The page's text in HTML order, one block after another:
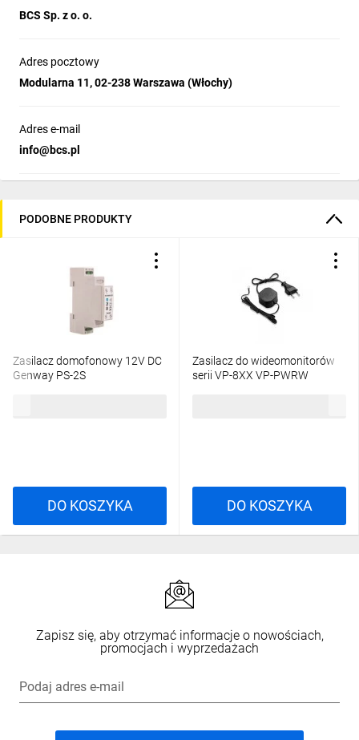
BCS Sp. z o. o.
Adres pocztowy
Modularna 11, 02-238 Warszawa (Włochy)
Adres e-mail
info@bcs.pl
PODOBNE PRODUKTY
Zasilacz domofonowy 12V DC
Genway PS-2S
DO KOSZYKA
Zasilacz do wideomonitorów
serii VP-8XX VP-PWRW
DO KOSZYKA
Zapisz się, aby otrzymać informacje o nowościach,
promocjach i wyprzedażach
Podaj adres e-mail